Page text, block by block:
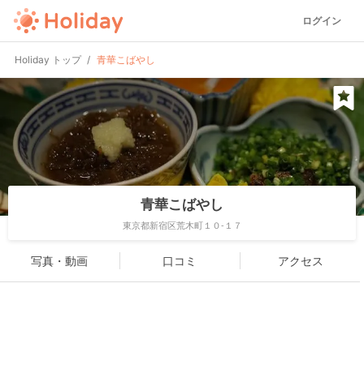
ログイン
Holiday トップ 青華こばやし
青華こばやし
東京都新宿区荒木町１０-１７
写真・動画 口コミ アクセス